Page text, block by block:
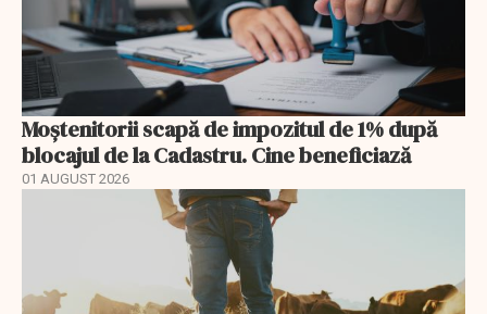
Moștenitorii scapă de impozitul de 1% după
blocajul de la Cadastru. Cine beneficiază
01 AUGUST 2026